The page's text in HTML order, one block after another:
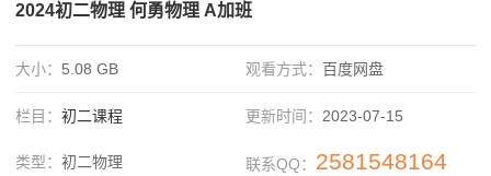
2024初二物理 何勇物理 A加班
大小： 5.08 GB 观看方式： 百度网盘
栏目： 初二课程 更新时间： 2023-07-15
类型： 初二物理 联系QQ： 2581548164